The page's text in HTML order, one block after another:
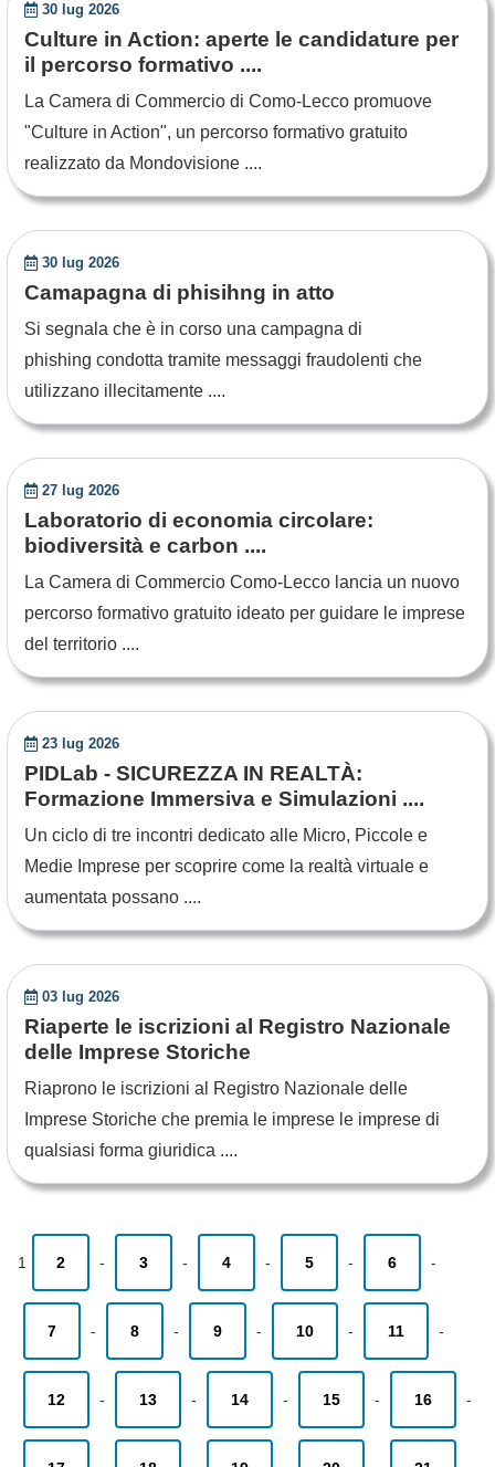
30 lug 2026
Culture in Action: aperte le candidature per
il percorso formativo ....
La Camera di Commercio di Como-Lecco promuove
"Culture in Action", un percorso formativo gratuito
realizzato da Mondovisione ....
30 lug 2026
Camapagna di phisihng in atto
Si segnala che è in corso una campagna di
phishing condotta tramite messaggi fraudolenti che
utilizzano illecitamente ....
27 lug 2026
Laboratorio di economia circolare:
biodiversità e carbon ....
La Camera di Commercio Como-Lecco lancia un nuovo
percorso formativo gratuito ideato per guidare le imprese
del territorio ....
23 lug 2026
PIDLab - SICUREZZA IN REALTÀ:
Formazione Immersiva e Simulazioni ....
Un ciclo di tre incontri dedicato alle Micro, Piccole e
Medie Imprese per scoprire come la realtà virtuale e
aumentata possano ....
03 lug 2026
Riaperte le iscrizioni al Registro Nazionale
delle Imprese Storiche
Riaprono le iscrizioni al Registro Nazionale delle
Imprese Storiche che premia le imprese le imprese di
qualsiasi forma giuridica ....
1 2 - 3 - 4 - 5 - 6 -
7 - 8 - 9 - 10 - 11 -
12 - 13 - 14 - 15 - 16 -